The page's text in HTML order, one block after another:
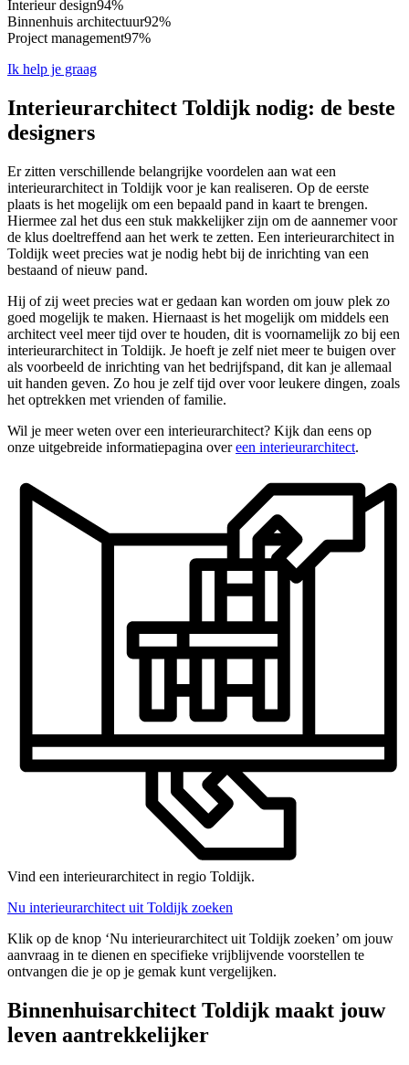
Interieur design94%
Binnenhuis architectuur92%
Project management97%
Ik help je graag
Interieurarchitect Toldijk nodig: de beste
designers
Er zitten verschillende belangrijke voordelen aan wat een
interieurarchitect in Toldijk voor je kan realiseren. Op de eerste
plaats is het mogelijk om een bepaald pand in kaart te brengen.
Hiermee zal het dus een stuk makkelijker zijn om de aannemer voor
de klus doeltreffend aan het werk te zetten. Een interieurarchitect in
Toldijk weet precies wat je nodig hebt bij de inrichting van een
bestaand of nieuw pand.
Hij of zij weet precies wat er gedaan kan worden om jouw plek zo
goed mogelijk te maken. Hiernaast is het mogelijk om middels een
architect veel meer tijd over te houden, dit is voornamelijk zo bij een
interieurarchitect in Toldijk. Je hoeft je zelf niet meer te buigen over
als voorbeeld de inrichting van het bedrijfspand, dit kan je allemaal
uit handen geven. Zo hou je zelf tijd over voor leukere dingen, zoals
het optrekken met vrienden of familie.
Wil je meer weten over een interieurarchitect? Kijk dan eens op
onze uitgebreide informatiepagina overeen interieurarchitect.
Vind een interieurarchitect in regio Toldijk.
Nu interieurarchitect uit Toldijk zoeken
Klik op de knop ‘Nu interieurarchitect uit Toldijk zoeken’ om jouw
aanvraag in te dienen en specifieke vrijblijvende voorstellen te
ontvangen die je op je gemak kunt vergelijken.
Binnenhuisarchitect Toldijk maakt jouw
leven aantrekkelijker